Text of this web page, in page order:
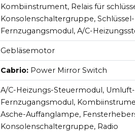
Kombiinstrument, Relais für
Konsolenschaltergruppe,
Fernzugangsmodul, A/C-
Gebläsemotor
Cabrio: Power Mirror Switch
A/C-Heizungs-Steuermodul,
Fernzugangsmodul,
Asche-Auffanglampe,
Konsolenschaltergruppe, Radio